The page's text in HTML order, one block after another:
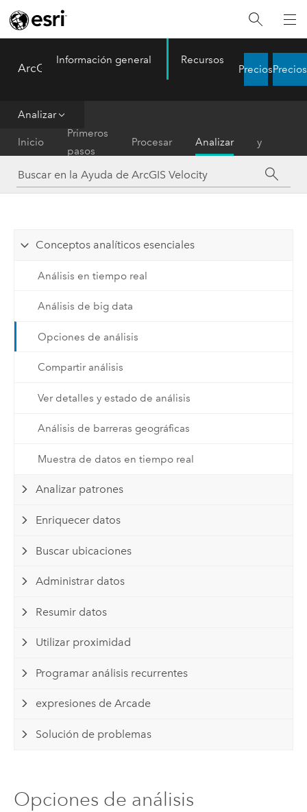
ArcGIS Velocity
Información general Recursos
PreciosPrecios
Analizar
Inicio
Primeros
pasos
Procesar Analizar
y
notificar
Conceptos analíticos esenciales
Análisis en tiempo real
Análisis de big data
Opciones de análisis
Compartir análisis
Ver detalles y estado de análisis
Análisis de barreras geográficas
Muestra de datos en tiempo real
Analizar patrones
Enriquecer datos
Buscar ubicaciones
Administrar datos
Resumir datos
Utilizar proximidad
Programar análisis recurrentes
expresiones de Arcade
Solución de problemas
Opciones de análisis